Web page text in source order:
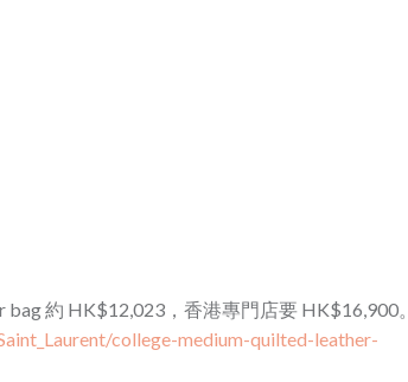
約 HK$12,023，香港專門店要 HK$16,900。
college-medium-quilted-leather-